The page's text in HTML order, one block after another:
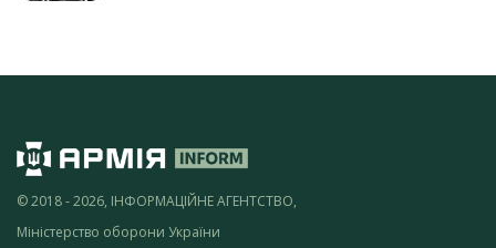
© 2018 - 2026, ІНФОРМАЦІЙНЕ АГЕНТСТВО,
Міністерство оборони України